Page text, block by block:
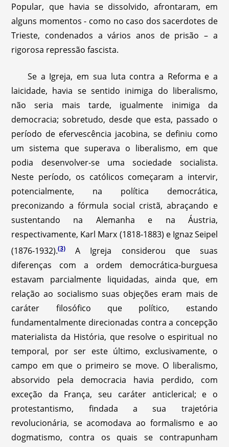
Popular, que havia se dissolvido, afrontaram, em
alguns momentos - como no caso dos sacerdotes de
Trieste, condenados a vários anos de prisão – a
rigorosa repressão fascista.
Se a Igreja, em sua luta contra a Reforma e a
laicidade, havia se sentido inimiga do liberalismo,
não seria mais tarde, igualmente inimiga da
democracia; sobretudo, desde que esta, passado o
período de efervescência jacobina, se definiu como
um sistema que superava o liberalismo, em que
podia desenvolver-se uma sociedade socialista.
Neste período, os católicos começaram a intervir,
potencialmente, na política democrática,
preconizando a fórmula social cristã, abraçando e
sustentando na Alemanha e na Áustria,
respectivamente, Karl Marx (1818-1883) e Ignaz Seipel
(1876-1932).(3)
A Igreja considerou que suas
diferenças com a ordem democrática-burguesa
estavam parcialmente liquidadas, ainda que, em
relação ao socialismo suas objeções eram mais de
caráter filosófico que político, estando
fundamentalmente direcionadas contra a concepção
materialista da História, que resolve o espiritual no
temporal, por ser este último, exclusivamente, o
campo em que o primeiro se move. O liberalismo,
absorvido pela democracia havia perdido, com
exceção da França, seu caráter anticlerical; e o
protestantismo, findada a sua trajetória
revolucionária, se acomodava ao formalismo e ao
dogmatismo, contra os quais se contrapunham